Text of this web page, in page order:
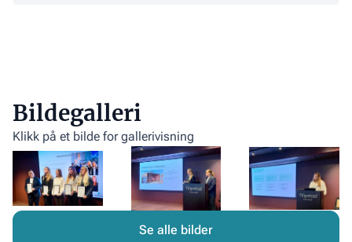
Bildegalleri
Klikk på et bilde for gallerivisning
Se alle bilder